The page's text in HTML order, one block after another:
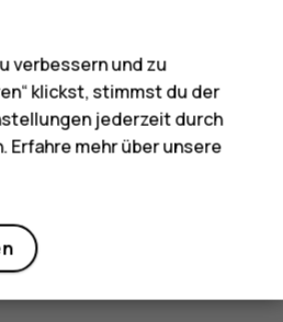
verbessern und zu
klickst, stimmst du der
jederzeit durch
Erfahre mehr über unsere